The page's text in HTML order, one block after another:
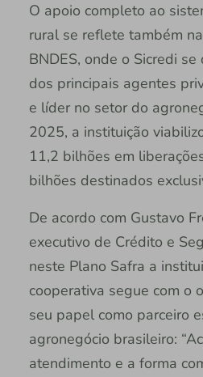
O apoio completo ao
rural se reflete também
BNDES, onde o Sicredi
dos principais agentes
e líder no setor do
2025, a instituição
11,2 bilhões em
bilhões destinados
De acordo com Gustavo
executivo de Crédito e
neste Plano Safra a
cooperativa segue com o
seu papel como parceiro
agronegócio brasileiro:
atendimento e a forma